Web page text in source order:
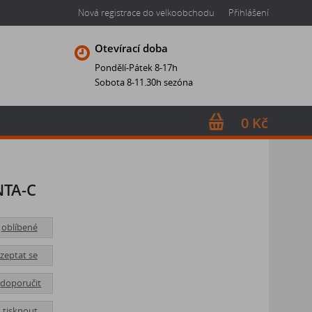
Nová registrace do velkoobchodu Přihlášení
Otevírací doba
Pondělí-Pátek 8-17h
Sobota 8-11.30h sezóna
0 Kč
C
oblíbené
zeptat se
doporučit